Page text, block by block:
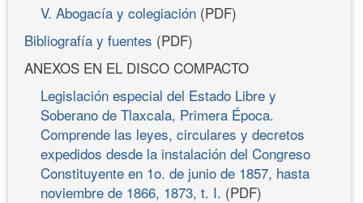
V. Abogacía y colegiación (PDF)
Bibliografía y fuentes (PDF)
ANEXOS EN EL DISCO COMPACTO
Legislación especial del Estado Libre y
Soberano de Tlaxcala, Primera Época.
Comprende las leyes, circulares y decretos
expedidos desde la instalación del Congreso
Constituyente en 1o. de junio de 1857, hasta
noviembre de 1866, 1873, t. I. (PDF)